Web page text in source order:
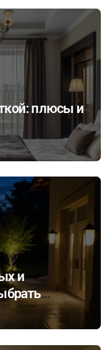
плюсы и
и
внешнего